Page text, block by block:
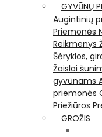
GYVŪNŲ
Augintinių
Priemonės
Reikmenys
Šėryklos,
Žaislai
gyvūnams
priemonės
Priežiūros
GROŽIS